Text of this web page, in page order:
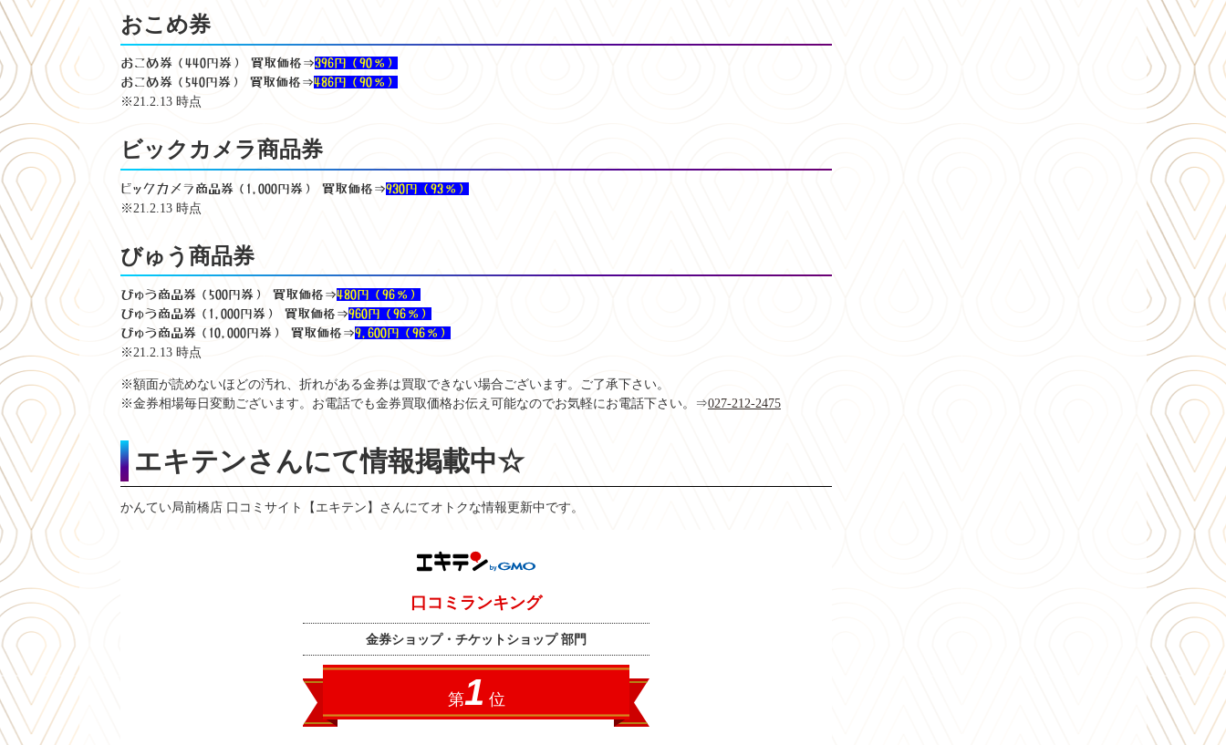
おこめ券
おこめ券（440円券） 買取価格⇒396円（90％）
おこめ券（540円券） 買取価格⇒486円（90％）
※21.2.13 時点
ビックカメラ商品券
ビックカメラ商品券（1,000円券） 買取価格⇒930円（93％）
※21.2.13 時点
びゅう商品券
びゅう商品券（500円券） 買取価格⇒480円（96％）
びゅう商品券（1,000円券） 買取価格⇒960円（96％）
びゅう商品券（10,000円券） 買取価格⇒9,600円（96％）
※21.2.13 時点
※額面が読めないほどの汚れ、折れがある金券は買取できない場合ございます。ご了承下さい。
※金券相場毎日変動ございます。お電話でも金券買取価格お伝え可能なのでお気軽にお電話下さい。⇒027-212-2475
エキテンさんにて情報掲載中☆
かんてい局前橋店 口コミサイト【エキテン】さんにてオトクな情報更新中です。